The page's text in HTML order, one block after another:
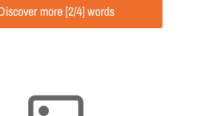
more [2/4] words